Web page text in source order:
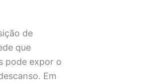
de
que
pode expor o
Em